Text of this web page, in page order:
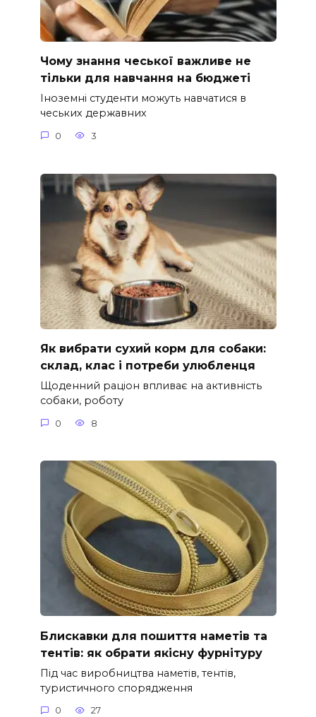
Чому знання чеської важливе не
тільки для навчання на бюджеті
Іноземні студенти можуть навчатися в
чеських державних
0 3
Як вибрати сухий корм для собаки:
склад, клас і потреби улюбленця
Щоденний раціон впливає на активність
собаки, роботу
0 8
Блискавки для пошиття наметів та
тентів: як обрати якісну фурнітуру
Під час виробництва наметів, тентів,
туристичного спорядження
0 27